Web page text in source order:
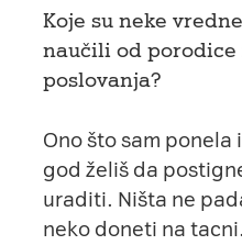
Koje su neke
naučili od
poslovanja?
Ono što sam
god želiš da
uraditi. Ništa ne
neko doneti na